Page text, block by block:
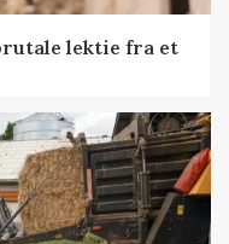
lektie fra et